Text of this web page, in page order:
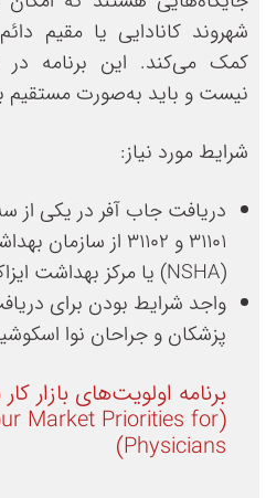
شهروند کانادایی یا مقیم
کمک می‌کند. این برنامه در
نیست و باید به‌صورت مستقیم
شرایط مورد نیاز:
31101 و 31102 از
(NSHA) یا مرکز بهداشت ایزاک والتون کیلام (IWK)
واجد شرایط بودن برای
پزشکان و جراحان نوا
برنامه اولویت‌های بازار
Market Priorities for
Physicians)